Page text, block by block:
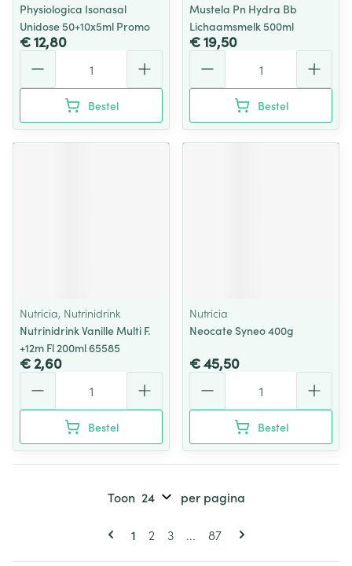
Physiologica Isonasal
Unidose 50+10x5ml Promo
€ 12,80
Bestel
Mustela Pn Hydra Bb
Lichaamsmelk 500ml
€ 19,50
Bestel
Nutricia, Nutrinidrink
Nutrinidrink Vanille Multi F.
+12m Fl 200ml 65585
€ 2,60
Bestel
Nutricia
Neocate Syneo 400g
€ 45,50
Bestel
Pagina's
U lees momenteel pagina
1 Pagina
2 Pagina
3 ... Pagina
87
Toon per pagina